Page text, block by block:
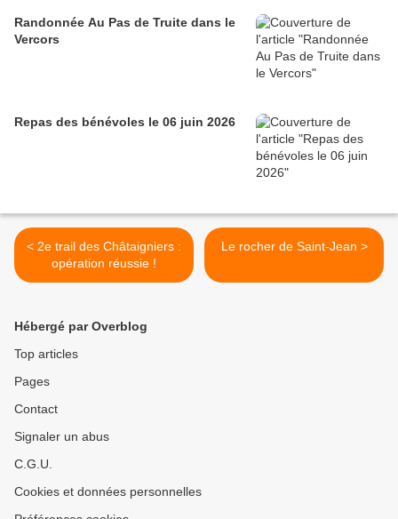
Randonnée Au Pas de Truite dans le
Vercors
Repas des bénévoles le 06 juin 2026
< 2e trail des Châtaigniers :
opération réussie !
Le rocher de Saint-Jean >
Hébergé par Overblog
Top articles
Pages
Contact
Signaler un abus
C.G.U.
Cookies et données personnelles